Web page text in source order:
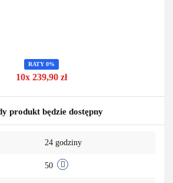
RATY 0%
10x 239,90 zł
produkt będzie dostępny
24 godziny
50